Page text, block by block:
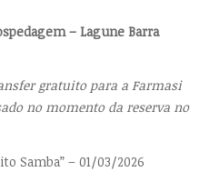
– Lagune Barra
gratuito para a Farmasi
no momento da reserva no
Samba” – 01/03/2026